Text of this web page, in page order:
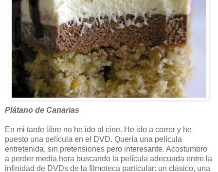
Plátano de Canarias
En mi tarde libre no he ido al cine. He ido a correr y he
puesto una película en el DVD. Quería una película
entretenida, sin pretensiones pero interesante. Acostumbro
a perder media hora buscando la película adecuada entre la
infinidad de DVDs de la filmoteca particular: un clásico, una